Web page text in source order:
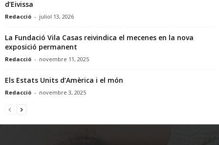
d’Eivissa
Redacció - juliol 13, 2026
La Fundació Vila Casas reivindica el mecenes en la nova
exposició permanent
Redacció - novembre 11, 2025
Els Estats Units d’Amèrica i el món
Redacció - novembre 3, 2025